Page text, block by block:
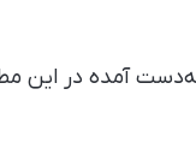
آمده در این